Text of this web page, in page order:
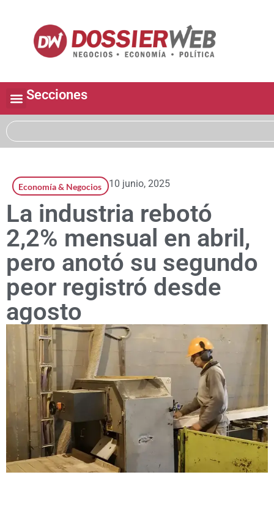
Secciones
Economía & Negocios 10 junio, 2025
La industria rebotó
2,2% mensual en abril,
pero anotó su segundo
peor registró desde
agosto